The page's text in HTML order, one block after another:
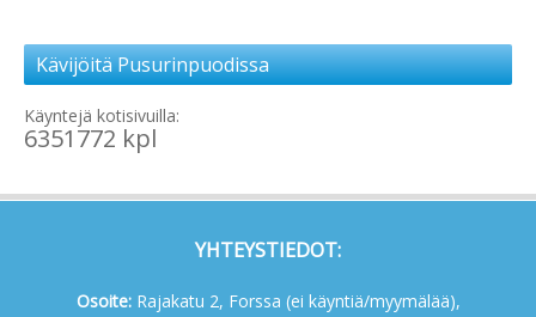
Kävijöitä Pusurinpuodissa
Käyntejä kotisivuilla:
6351772 kpl
YHTEYSTIEDOT:
Osoite:Rajakatu 2, Forssa (ei käyntiä/myymälää),